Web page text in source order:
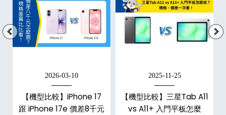
2026-03-10
【機型比較】iPhone 17
跟 iPhone 17e 價差8千元
2025-11-25
【機型比較】三星Tab A11
vs A11+ 入門平板怎麼